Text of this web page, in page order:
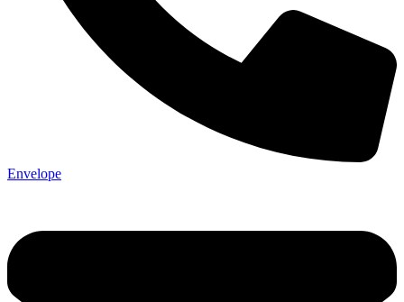
Envelope